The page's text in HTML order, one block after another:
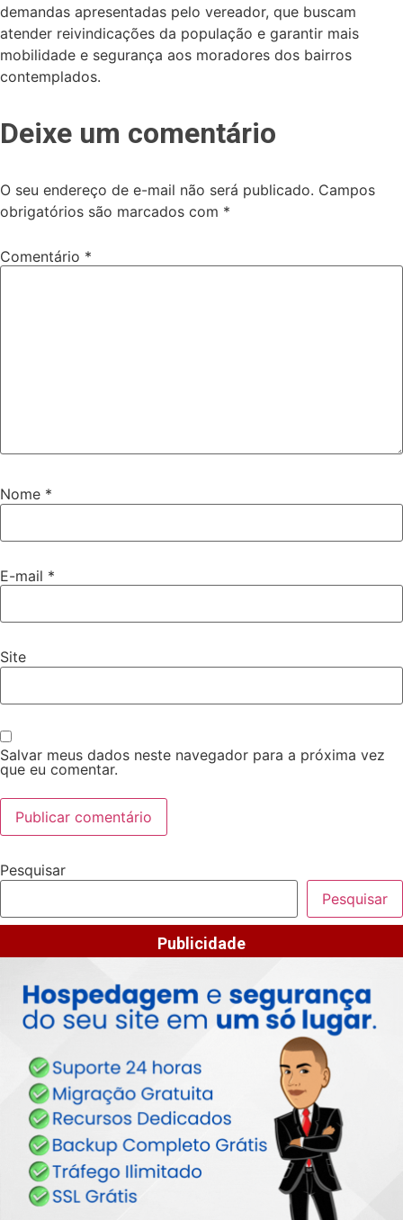
demandas apresentadas pelo vereador, que buscam
atender reivindicações da população e garantir mais
mobilidade e segurança aos moradores dos bairros
contemplados.
Deixe um comentário
O seu endereço de e-mail não será publicado. Campos
obrigatórios são marcados com *
Comentário *
Nome *
E-mail *
Site
Salvar meus dados neste navegador para a próxima vez
que eu comentar.
Pesquisar
Pesquisar
Publicidade